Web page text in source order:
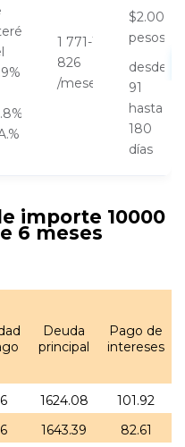
1 771-1
826
/meses
pesos
desde
91
hasta
180
días
importe 10000
6 meses
Deuda
principal
Pago de
intereses
1624.08
101.92
1643.39
82.61